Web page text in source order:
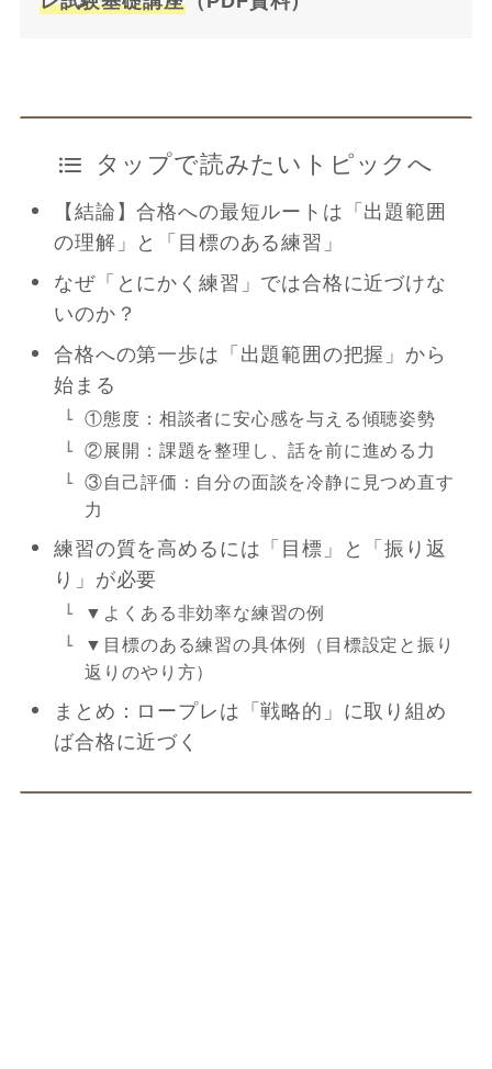
タップで読みたいトピックへ
【結論】合格への最短ルートは「出題範囲
の理解」と「目標のある練習」
なぜ「とにかく練習」では合格に近づけな
いのか？
合格への第一歩は「出題範囲の把握」から
始まる
①態度：相談者に安心感を与える傾聴姿勢
②展開：課題を整理し、話を前に進める力
③自己評価：自分の面談を冷静に見つめ直す
力
練習の質を高めるには「目標」と「振り返
り」が必要
▼よくある非効率な練習の例
▼目標のある練習の具体例（目標設定と振り
返りのやり方）
まとめ：ロープレは「戦略的」に取り組め
ば合格に近づく